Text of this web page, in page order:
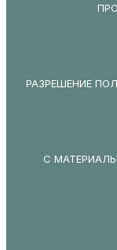
РАЗРЕШЕНИЕ
С